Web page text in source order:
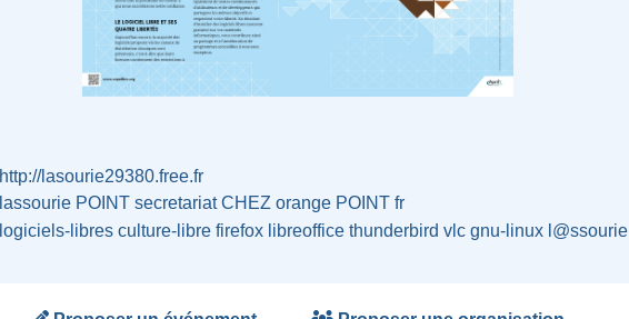
http://lasourie29380.free.fr
lassourie POINT secretariat CHEZ orange POINT fr
logiciels-libres culture-libre firefox libreoffice thunderbird vlc gnu-linux l@ssourie